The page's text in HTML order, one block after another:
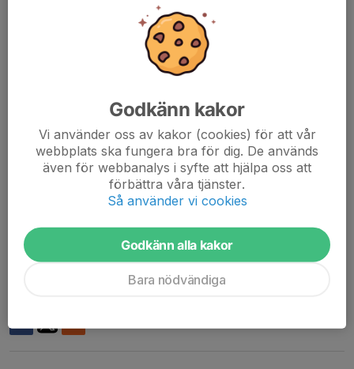
Vi vill att avgiften är inbetald före terminsstart, men absolut
Inbetalning sker på något av följande sätt:
Ange vem betalningen avser!!
Har du frågor kring din betalning går det bra att höra av sig;
070-2299944
info@flugan.nu
Vänliga hälsningar
Godkänn kakor
Vi använder oss av kakor (cookies) för att vår
webbplats ska fungera bra för dig. De används
även för webbanalys i syfte att hjälpa oss att
förbättra våra tjänster.
Så använder vi cookies
Godkänn alla kakor
Bara nödvändiga